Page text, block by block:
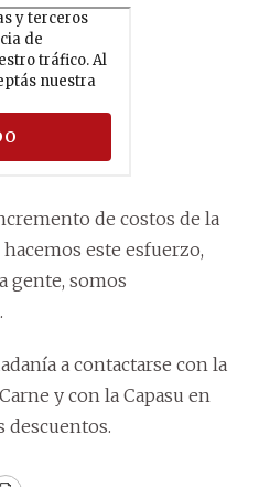
de costos de la
este esfuerzo,
gente, somos
a contactarse con la
y con la Capasu en
descuentos.